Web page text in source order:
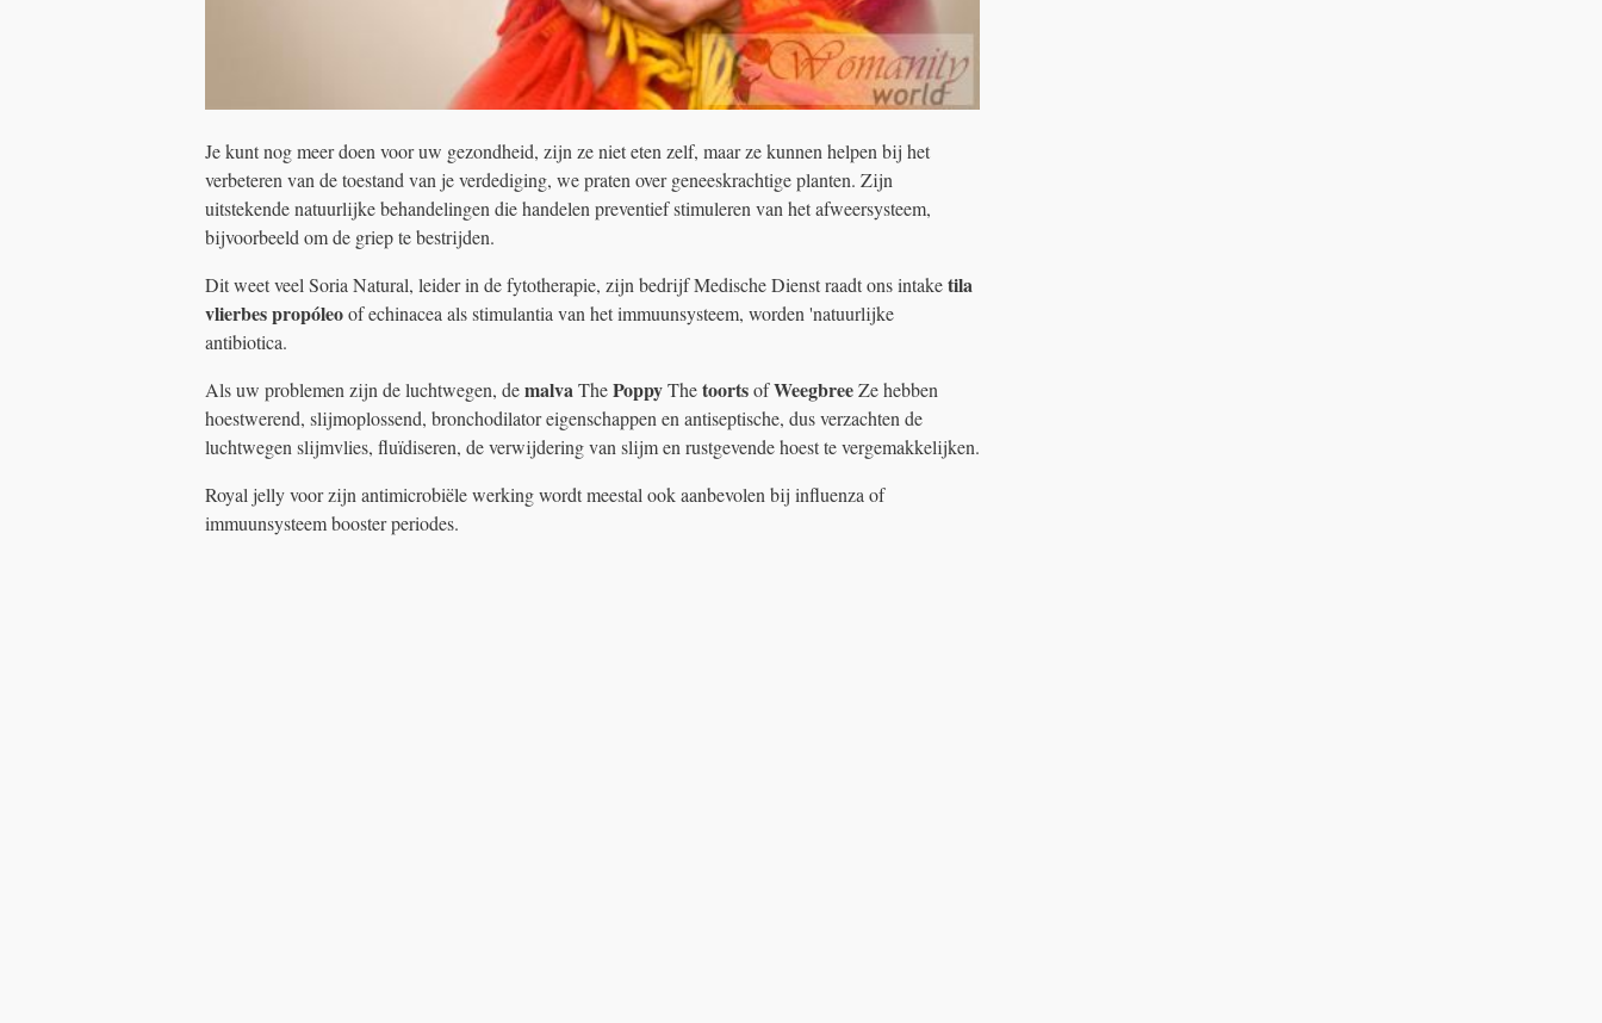
Je kunt nog meer doen voor uw gezondheid, zijn ze niet eten zelf, maar ze kunnen helpen bij het
verbeteren van de toestand van je verdediging, we praten over geneeskrachtige planten. Zijn
uitstekende natuurlijke behandelingen die handelen preventief stimuleren van het afweersysteem,
bijvoorbeeld om de griep te bestrijden.
Dit weet veel Soria Natural, leider in de fytotherapie, zijn bedrijf Medische Dienst raadt ons intaketila
vlierbespropóleoof echinacea als stimulantia van het immuunsysteem, worden 'natuurlijke
antibiotica.
Als uw problemen zijn de luchtwegen, demalvaThePoppyThetoortsofWeegbreeZe hebben
hoestwerend, slijmoplossend, bronchodilator eigenschappen en antiseptische, dus verzachten de
luchtwegen slijmvlies, fluïdiseren, de verwijdering van slijm en rustgevende hoest te vergemakkelijken.
Royal jelly voor zijn antimicrobiële werking wordt meestal ook aanbevolen bij influenza of
immuunsysteem booster periodes.